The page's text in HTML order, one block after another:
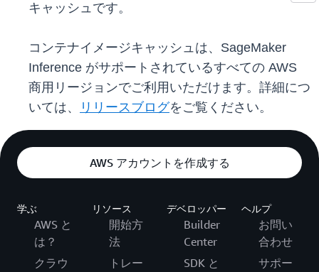
キャッシュです。
コンテナイメージキャッシュは、SageMaker
Inference がサポートされているすべての AWS
商用リージョンでご利用いただけます。詳細につ
いては、
リリースブログをご覧ください。
AWS アカウントを作成する
学ぶ
AWS と
は？
クラウ
リソース
開始方
法
トレー
デベロッパー
Builder
Center
SDK と
ヘルプ
お問い
合わせ
サポー